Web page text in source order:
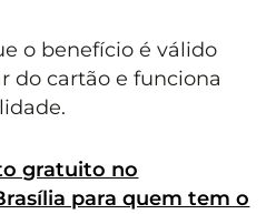
o benefício é válido
do cartão e funciona
gratuito no
para quem tem o